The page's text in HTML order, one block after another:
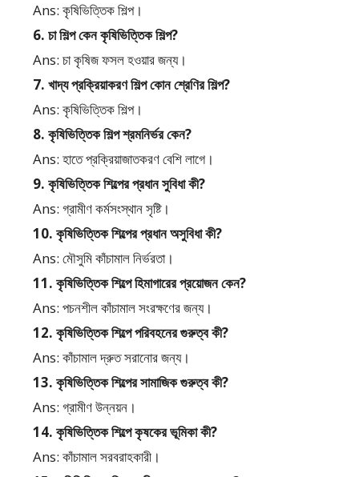
Ans: কৃষিভিত্তিক শিল্প।
6. চা শিল্প কেন কৃষিভিত্তিক শিল্প?
Ans: চা কৃষিজ ফসল হওয়ার জন্য।
7. খাদ্য প্রক্রিয়াকরণ শিল্প কোন শ্রেণির শিল্প?
Ans: কৃষিভিত্তিক শিল্প।
8. কৃষিভিত্তিক শিল্প শ্রমনির্ভর কেন?
Ans: হাতে প্রক্রিয়াজাতকরণ বেশি লাগে।
9. কৃষিভিত্তিক শিল্পের প্রধান সুবিধা কী?
Ans: গ্রামীণ কর্মসংস্থান সৃষ্টি।
10. কৃষিভিত্তিক শিল্পের প্রধান অসুবিধা কী?
Ans: মৌসুমি কাঁচামাল নির্ভরতা।
11. কৃষিভিত্তিক শিল্পে হিমাগারের প্রয়োজন কেন?
Ans: পচনশীল কাঁচামাল সংরক্ষণের জন্য।
12. কৃষিভিত্তিক শিল্পে পরিবহনের গুরুত্ব কী?
Ans: কাঁচামাল দ্রুত সরানোর জন্য।
13. কৃষিভিত্তিক শিল্পের সামাজিক গুরুত্ব কী?
Ans: গ্রামীণ উন্নয়ন।
14. কৃষিভিত্তিক শিল্পে কৃষকের ভূমিকা কী?
Ans: কাঁচামাল সরবরাহকারী।